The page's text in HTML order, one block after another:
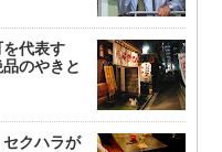
を代表す
のやきと
クハラが